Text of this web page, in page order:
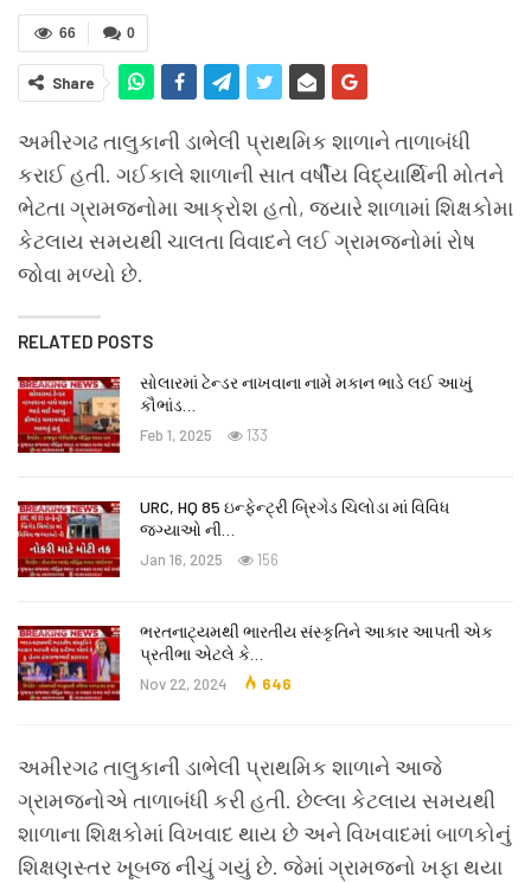
0
66
Share
અમીરગઢ તાલુકાની ડાભેલી પ્રાથમિક શાળાને તાળાબંધી
કરાઈ હતી. ગઈકાલે શાળાની સાત વર્ષીય વિદ્યાર્થિની મોતને
ભેટતા ગ્રામજનોમા આક્રોશ હતો, જ્યારે શાળામાં શિક્ષકોમા
કેટલાય સમયથી ચાલતા વિવાદને લઈ ગ્રામજનોમાં રોષ
જોવા મળ્યો છે.
RELATED POSTS
સોલારમાં ટેન્ડર નાખવાના નામે મકાન ભાડે લઈ આખું
કૌભાંડ…
Feb 1, 2025 133
URC, HQ 85 ઇન્ફેન્ટ્રી બ્રિગેડ ચિલોડા માં વિવિધ
જગ્યાઓ ની…
Jan 16, 2025 156
ભરતનાટ્યમથી ભારતીય સંસ્કૃતિને આકાર આપતી એક
પ્રતીભા એટલે કે‌…
Nov 22, 2024 646
અમીરગઢ તાલુકાની ડાભેલી પ્રાથમિક શાળાને આજે
ગ્રામજનોએ તાળાબંધી કરી હતી. છેલ્લા કેટલાય સમયથી
શાળાના શિક્ષકોમાં વિખવાદ થાય છે અને વિખવાદમાં બાળકોનું
શિક્ષણસ્તર ખૂબજ નીચું ગયું છે. જેમાં ગ્રામજનો ખફા થયા